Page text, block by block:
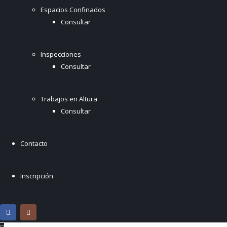
Espacios Confinados
Consultar
Inspecciones
Consultar
Trabajos en Altura
Consultar
Contacto
Inscripción